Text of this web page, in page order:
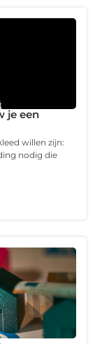
je een
willen zijn:
nodig die